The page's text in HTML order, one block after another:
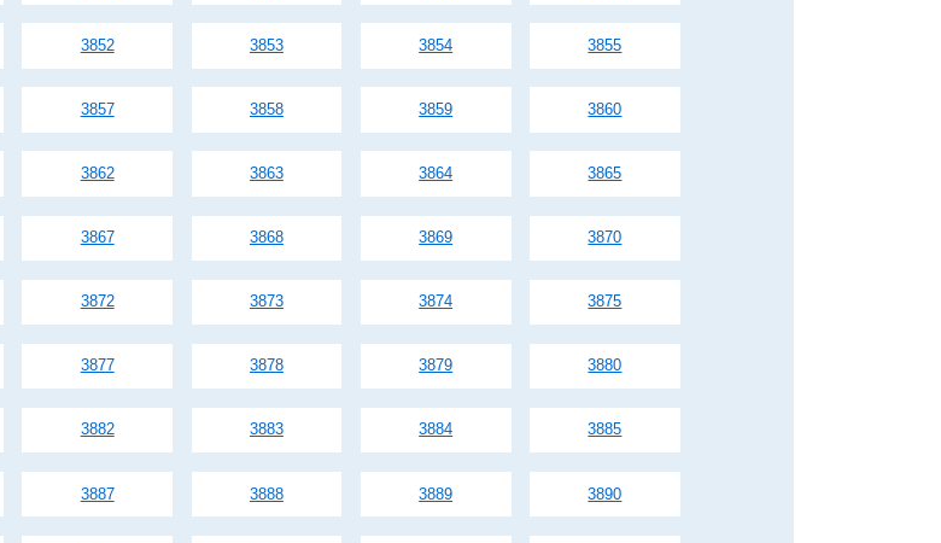
3852 3853 3854 3855
3857 3858 3859 3860
3862 3863 3864 3865
3867 3868 3869 3870
3872 3873 3874 3875
3877 3878 3879 3880
3882 3883 3884 3885
3887 3888 3889 3890